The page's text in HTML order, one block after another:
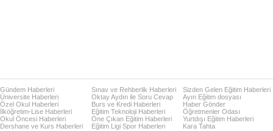
Gündem Haberleri
Üniversite Haberleri
Özel Okul Haberleri
İlköğretim-Lise Haberleri
Okul Öncesi Haberleri
Dershane ve Kurs Haberleri
Sınav ve Rehberlik Haberleri
Oktay Aydın ile Soru Cevap
Burs ve Kredi Haberleri
Eğitim Teknoloji Haberleri
Öne Çıkan Eğitim Haberleri
Eğitim Ligi Spor Haberleri
Sizden Gelen Eğitim Haberleri
Ayın Eğitim dosyası
Haber Gönder
Öğretmenler Odası
Yurtdışı Eğitim Haberleri
Kara Tahta